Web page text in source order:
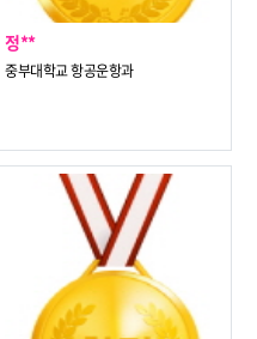
정**
중부대학교 항공운항과